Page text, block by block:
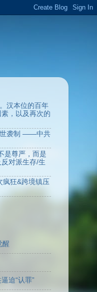
汉本位的百年
，以及再次的
世袭制 ——中共
是尊严，而是
对派生存/生
疯狂&跨境镇压
醒
迫“认罪”